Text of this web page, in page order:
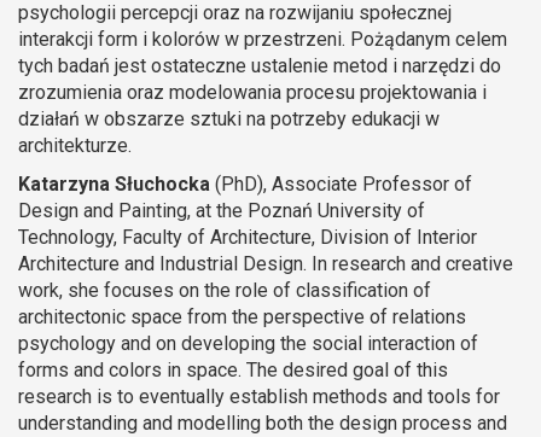
psychologii percepcji oraz na rozwijaniu społecznej
interakcji form i kolorów w przestrzeni. Pożądanym celem
tych badań jest ostateczne ustalenie metod i narzędzi do
zrozumienia oraz modelowania procesu projektowania i
działań w obszarze sztuki na potrzeby edukacji w
architekturze.
Katarzyna Słuchocka (PhD), Associate Professor of
Design and Painting, at the Poznań University of
Technology, Faculty of Architecture, Division of Interior
Architecture and Industrial Design. In research and creative
work, she focuses on the role of classification of
architectonic space from the perspective of relations
psychology and on developing the social interaction of
forms and colors in space. The desired goal of this
research is to eventually establish methods and tools for
understanding and modelling both the design process and